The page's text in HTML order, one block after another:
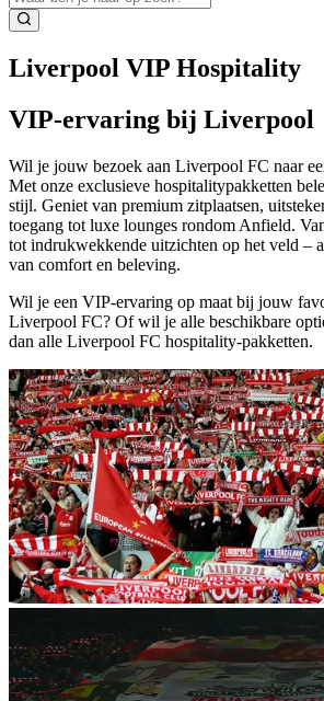
Liverpool VIP Hospitality
VIP-ervaring bij Liverpool
Wil je jouw bezoek aan Liverpool FC naar
Met onze exclusieve hospitalitypakketten
stijl. Geniet van premium zitplaatsen,
toegang tot luxe lounges rondom Anfield.
tot indrukwekkende uitzichten op het veld –
van comfort en beleving.
Wil je een VIP‑ervaring op maat bij jouw
Liverpool FC? Of wil je alle beschikbare
dan alle Liverpool FC hospitality‑pakketten.